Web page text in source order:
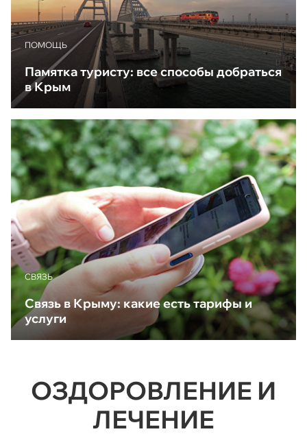
ПОМОЩЬ
Памятка туристу: все способы добраться
в Крым
CВЯЗЬ
Связь в Крыму: какие есть тарифы и
услуги
ОЗДОРОВЛЕНИЕ И
ЛЕЧЕНИЕ